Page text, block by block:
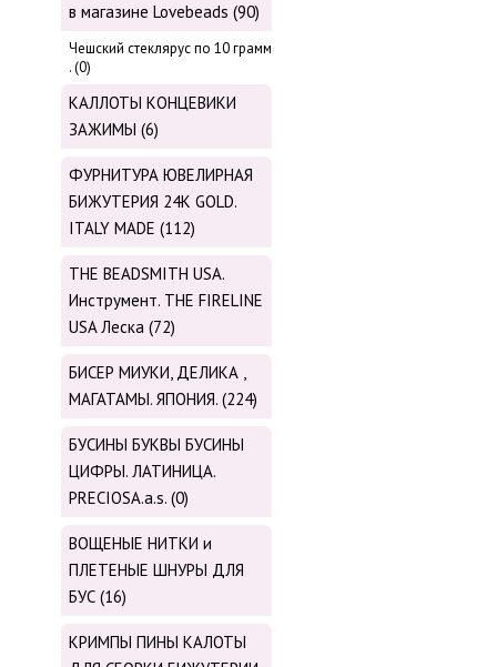
в магазине Lovebeads (90)
Чешский стеклярус по 10 грамм
. (0)
КАЛЛОТЫ КОНЦЕВИКИ
ЗАЖИМЫ (6)
ФУРНИТУРА ЮВЕЛИРНАЯ
БИЖУТЕРИЯ 24К GOLD.
ITALY MADE (112)
THE BEADSMITH USA.
Инструмент. THE FIRELINE
USA Леска (72)
БИСЕР МИУКИ, ДЕЛИКА ,
МАГАТАМЫ. ЯПОНИЯ. (224)
БУСИНЫ БУКВЫ БУСИНЫ
ЦИФРЫ. ЛАТИНИЦА.
PRECIOSA.a.s. (0)
ВОЩЕНЫЕ НИТКИ и
ПЛЕТЕНЫЕ ШНУРЫ ДЛЯ
БУС (16)
КРИМПЫ ПИНЫ КАЛОТЫ